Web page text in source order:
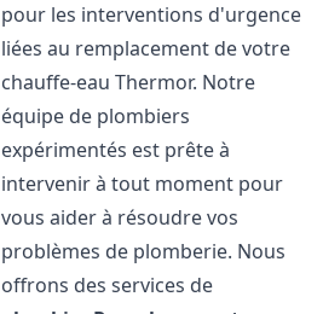
pour les interventions d'urgence
liées au remplacement de votre
chauffe-eau Thermor. Notre
équipe de plombiers
expérimentés est prête à
intervenir à tout moment pour
vous aider à résoudre vos
problèmes de plomberie. Nous
offrons des services de